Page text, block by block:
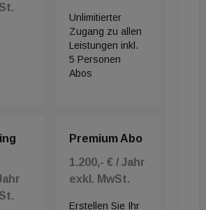
Unlimitierter
Zugang zu allen
Leistungen inkl.
5 Personen
Abos
Premium Abo
1.200,- € / Jahr
exkl. MwSt.
Erstellen Sie Ihr